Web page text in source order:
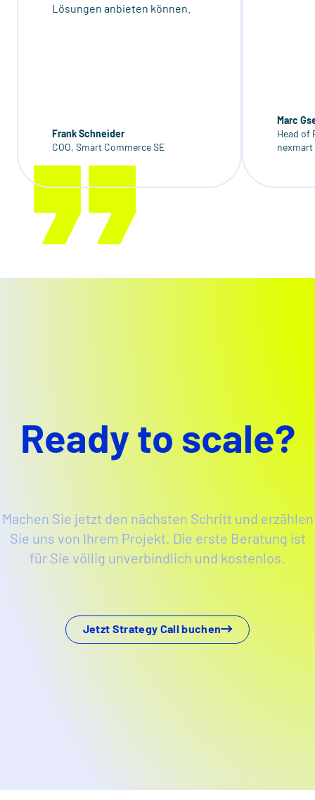
Lösungen anbieten können.
Frank Schneider
COO, Smart Commerce SE
Marc
Head of
nexmart
Ready to scale?
Machen Sie jetzt den nächsten Schritt und erzählen
Sie uns von Ihrem Projekt. Die erste Beratung ist
für Sie völlig unverbindlich und kostenlos.
Jetzt Strategy Call buchen